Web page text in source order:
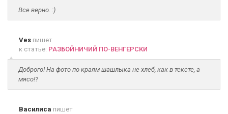
Все верно. :)
Ves пишет
к статье: РАЗБОЙНИЧИЙ ПО-ВЕНГЕРСКИ
Доброго! На фото по краям шашлыка не хлеб, как в тексте, а
мясо!?
Василиса пишет